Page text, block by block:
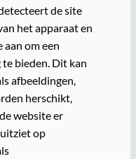
de site
het apparaat en
aan om een
bieden. Dit kan
afbeeldingen,
herschikt,
website er
op